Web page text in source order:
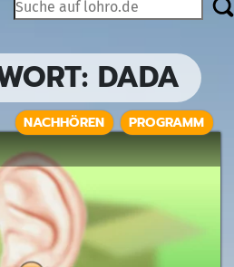
DADA
NACHHÖREN PROGRAMM